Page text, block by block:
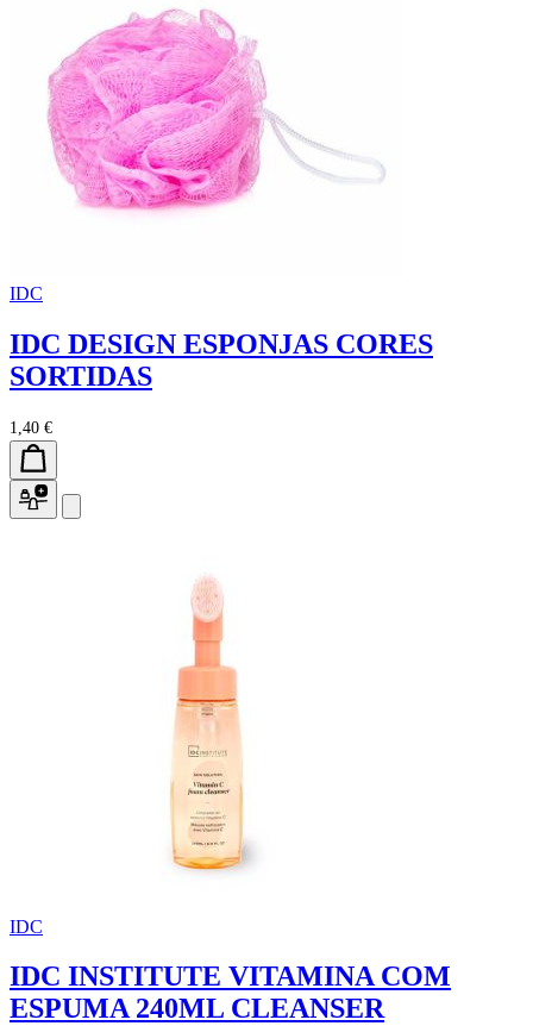
IDC
IDC DESIGN ESPONJAS CORES
SORTIDAS
1,40 €
IDC
IDC INSTITUTE VITAMINA COM
ESPUMA 240ML CLEANSER